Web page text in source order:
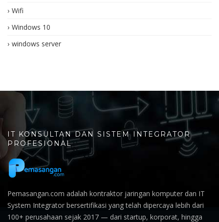
Wifi
Windows 10
windows server
IT KONSULTAN DAN SISTEM INTEGRATOR
PROFESIONAL
Pemasangan.com adalah kontraktor jaringan komputer dan IT
System Integrator bersertifikasi yang telah dipercaya lebih dari
100+ perusahaan sejak 2017 — dari startup, korporat, hingga